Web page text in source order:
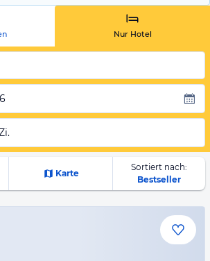
Nur Hotel
Karte
Sortiert nach:
Bestseller